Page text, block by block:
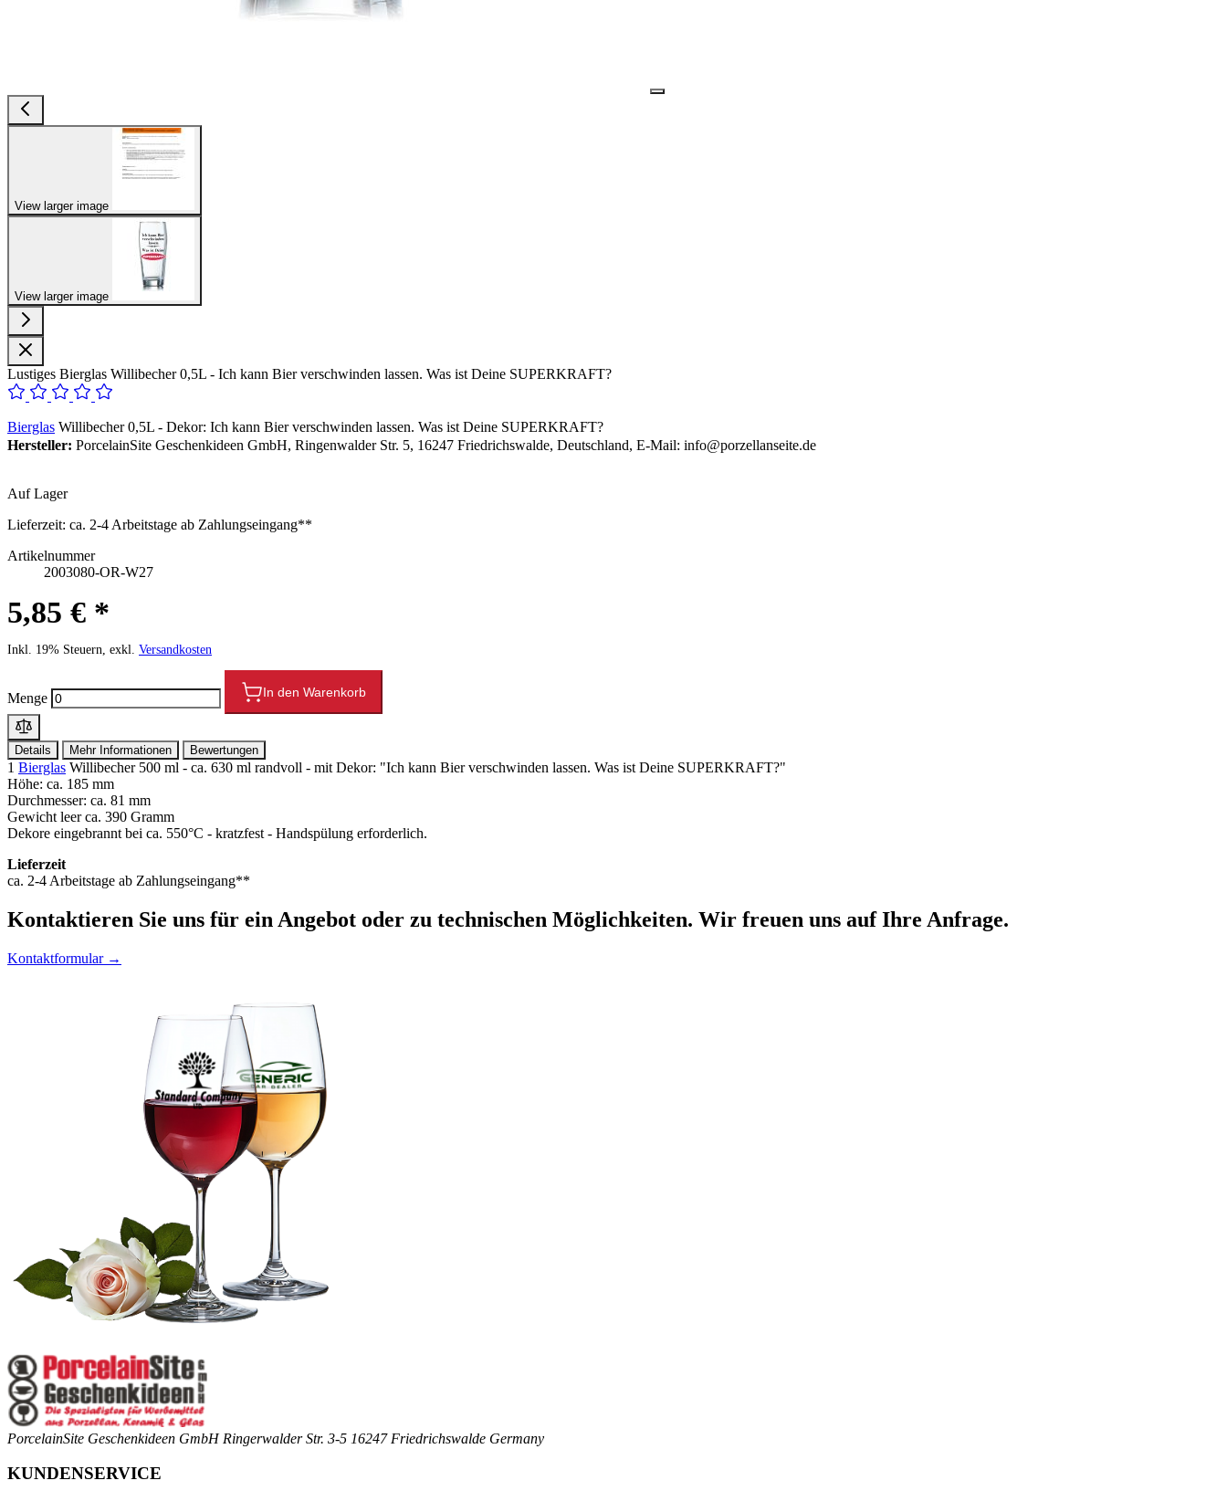
View larger image
View larger image
Lustiges Bierglas Willibecher 0,5L - Ich kann Bier verschwinden lassen. Was ist Deine SUPERKRAFT?
Bierglas Willibecher 0,5L - Dekor: Ich kann Bier verschwinden lassen. Was ist Deine SUPERKRAFT?
Hersteller: PorcelainSite Geschenkideen GmbH, Ringenwalder Str. 5, 16247 Friedrichswalde, Deutschland, E-Mail: info@porzellanseite.de
Auf Lager
Lieferzeit: ca. 2-4 Arbeitstage ab Zahlungseingang**
Artikelnummer
2003080-OR-W27
5,85 € *
Inkl. 19% Steuern, exkl. Versandkosten
Menge In den Warenkorb
Details Mehr Informationen Bewertungen
1 Bierglas Willibecher 500 ml - ca. 630 ml randvoll - mit Dekor: "Ich kann Bier verschwinden lassen. Was ist Deine SUPERKRAFT?"
Höhe: ca. 185 mm
Durchmesser: ca. 81 mm
Gewicht leer ca. 390 Gramm
Dekore eingebrannt bei ca. 550°C - kratzfest - Handspülung erforderlich.
Lieferzeit
ca. 2-4 Arbeitstage ab Zahlungseingang**
Kontaktieren Sie uns für ein Angebot oder zu technischen Möglichkeiten. Wir freuen uns auf Ihre Anfrage.
Kontaktformular →
PorcelainSite Geschenkideen GmbH Ringerwalder Str. 3-5 16247 Friedrichswalde Germany
KUNDENSERVICE